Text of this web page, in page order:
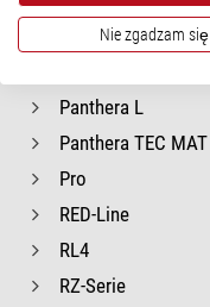
PRECiV
Panthera L
Panthera TEC MAT
Pro
RED-Line
RL4
RZ-Serie
Nie zgadzam się